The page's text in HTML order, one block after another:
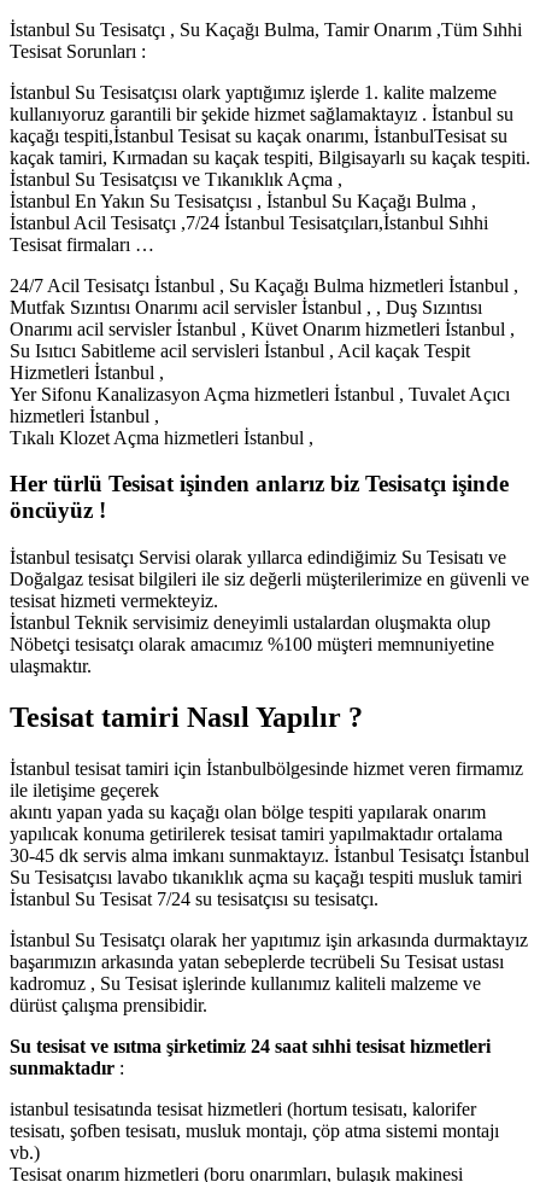
İstanbul Su Tesisatçı , Su Kaçağı Bulma, Tamir Onarım ,Tüm Sıhhi
Tesisat Sorunları :
İstanbul Su Tesisatçısı olark yaptığımız işlerde 1. kalite malzeme
kullanıyoruz garantili bir şekide hizmet sağlamaktayız . İstanbul su
kaçağı tespiti,İstanbul Tesisat su kaçak onarımı, İstanbulTesisat su
kaçak tamiri, Kırmadan su kaçak tespiti, Bilgisayarlı su kaçak tespiti.
İstanbul Su Tesisatçısı ve Tıkanıklık Açma ,
İstanbul En Yakın Su Tesisatçısı , İstanbul Su Kaçağı Bulma ,
İstanbul Acil Tesisatçı ,7/24 İstanbul Tesisatçıları,İstanbul Sıhhi
Tesisat firmaları …
24/7 Acil Tesisatçı İstanbul , Su Kaçağı Bulma hizmetleri İstanbul ,
Mutfak Sızıntısı Onarımı acil servisler İstanbul , , Duş Sızıntısı
Onarımı acil servisler İstanbul , Küvet Onarım hizmetleri İstanbul ,
Su Isıtıcı Sabitleme acil servisleri İstanbul , Acil kaçak Tespit
Hizmetleri İstanbul ,
Yer Sifonu Kanalizasyon Açma hizmetleri İstanbul , Tuvalet Açıcı
hizmetleri İstanbul ,
Tıkalı Klozet Açma hizmetleri İstanbul ,
Her türlü Tesisat işinden anlarız biz Tesisatçı işinde
öncüyüz !
İstanbul tesisatçı Servisi olarak yıllarca edindiğimiz Su Tesisatı ve
Doğalgaz tesisat bilgileri ile siz değerli müşterilerimize en güvenli ve
tesisat hizmeti vermekteyiz.
İstanbul Teknik servisimiz deneyimli ustalardan oluşmakta olup
Nöbetçi tesisatçı olarak amacımız %100 müşteri memnuniyetine
ulaşmaktır.
Tesisat tamiri Nasıl Yapılır ?
İstanbul tesisat tamiri için İstanbulbölgesinde hizmet veren firmamız
ile iletişime geçerek
akıntı yapan yada su kaçağı olan bölge tespiti yapılarak onarım
yapılıcak konuma getirilerek tesisat tamiri yapılmaktadır ortalama
30-45 dk servis alma imkanı sunmaktayız. İstanbul Tesisatçı İstanbul
Su Tesisatçısı lavabo tıkanıklık açma su kaçağı tespiti musluk tamiri
İstanbul Su Tesisat 7/24 su tesisatçısı su tesisatçı.
İstanbul Su Tesisatçı olarak her yapıtımız işin arkasında durmaktayız
başarımızın arkasında yatan sebeplerde tecrübeli Su Tesisat ustası
kadromuz , Su Tesisat işlerinde kullanımız kaliteli malzeme ve
dürüst çalışma prensibidir.
Su tesisat ve ısıtma şirketimiz 24 saat sıhhi tesisat hizmetleri
sunmaktadır :
istanbul tesisatında tesisat hizmetleri (hortum tesisatı, kalorifer
tesisatı, şofben tesisatı, musluk montajı, çöp atma sistemi montajı
vb.)
Tesisat onarım hizmetleri (boru onarımları, bulaşık makinesi